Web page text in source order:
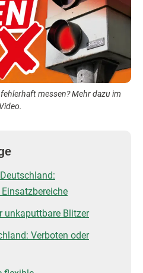
messen? Mehr dazu im
Video.
unkaputtbare Blitzer
Verboten oder